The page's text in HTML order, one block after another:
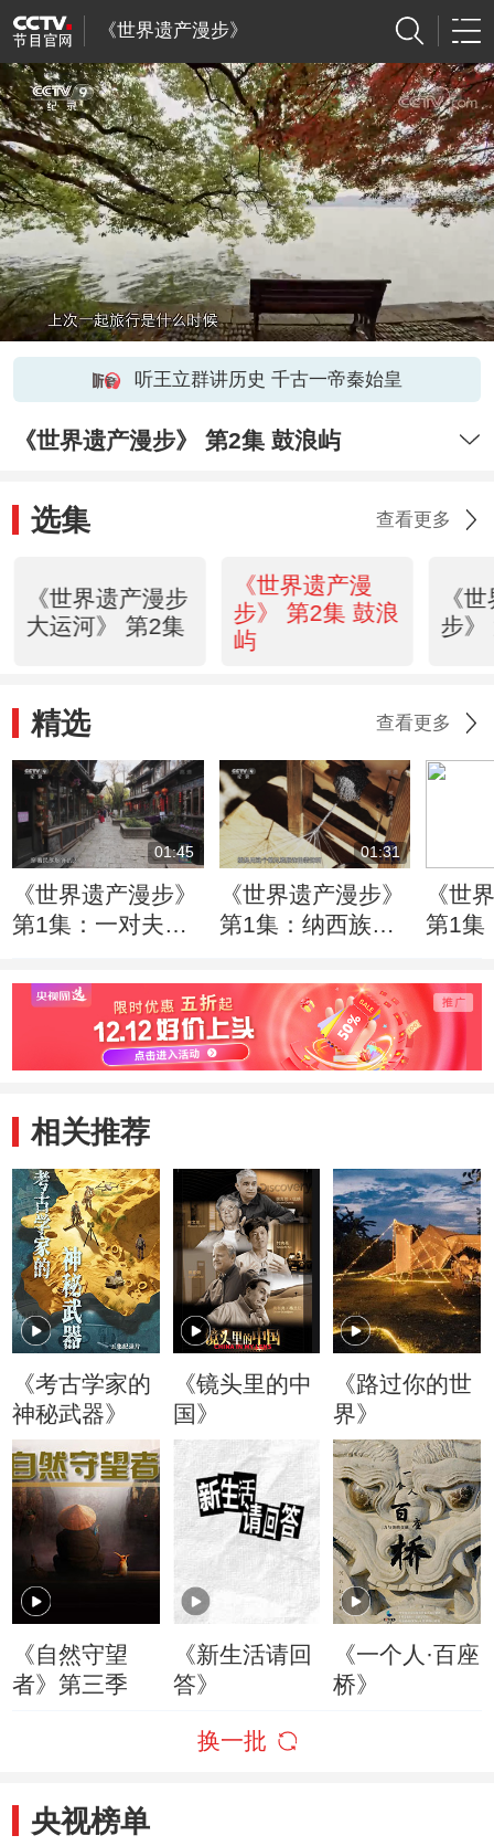
《世界遗产漫步》
听王立群讲历史 千古一帝秦始皇
《世界遗产漫步》 第2集 鼓浪屿
选集 查看更多
《世界遗产漫步
大运河》 第2集
《世界遗产漫
步》 第2集 鼓浪
屿
《
步》
精选 查看更多
01:45
《世界遗产漫步》
第1集：一对夫妻
石板路上
01:31
《世界遗产漫步》
第1集：纳西族的
饰的装饰
《世
第1集
居博
相关推荐
《考古学家的
神秘武器》
《镜头里的中
国》
《路过你的世
界》
《自然守望
者》第三季
《新生活请回
答》
《一个人·百座
桥》
换一批
央视榜单